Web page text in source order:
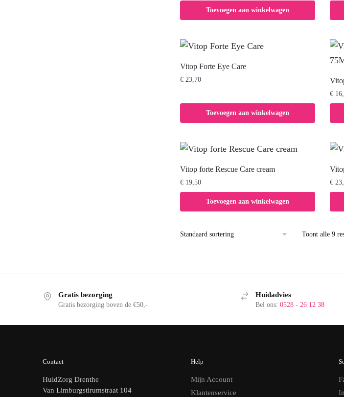
Toevoegen aan winkelwagen
Vitop Forte Eye Care
€23,70
Toevoegen aan winkelwagen
€
Vitop forte Rescue Care cream
€19,50
Toevoegen aan winkelwagen
€
Toont alle 9
Gratis bezorging
Gratis bezorging boven de €50,-
Huidadvies
Bel ons:0528 - 26 12 38
Contact
HuidZorg Drenthe
Van Limburgstirumstraat 104
Help
Mijn Account
Klantenservice